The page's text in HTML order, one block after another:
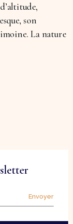
son
La nature
Envoyer